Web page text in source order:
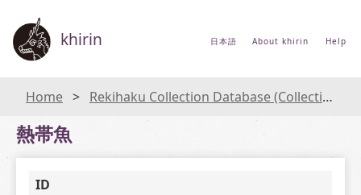
khirin 日本語 About khirin Help
Home Rekihaku Collection Database (Collections Database of the National Museum of Japanese History)
熱帯魚
ID